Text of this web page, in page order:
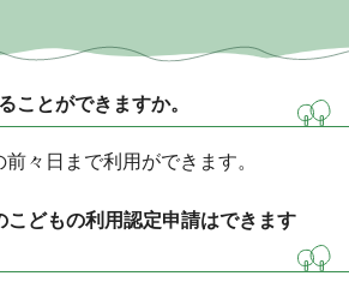
ことができますか。
々日まで利用ができます。
こどもの利用認定申請はできます